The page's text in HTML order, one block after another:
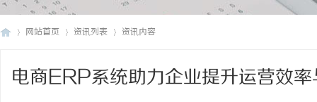
网站首页 资讯列表 资讯内容
电商ERP系统助力企业提升运营效